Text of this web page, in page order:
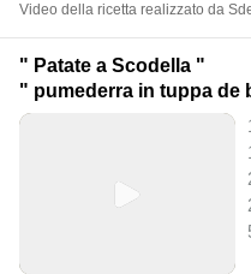
Video della ricetta realizzato da
" Patate a Scodella "
" pumederra in tuppa de